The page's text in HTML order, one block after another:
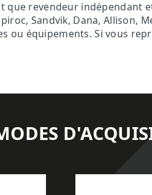
que revendeur
Sandvik, Dana, Allison,
ou équipements. Si vous